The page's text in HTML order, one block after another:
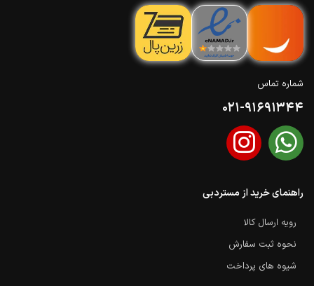
شماره تماس
021-91691344
راهنمای خرید از مستردبی
رویه ارسال کالا
نحوه ثبت سفارش
شیوه های پرداخت